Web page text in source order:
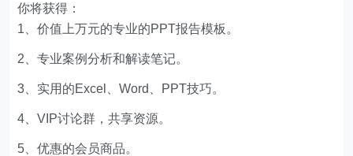
你将获得：
1、价值上万元的专业的PPT报告模板。
2、专业案例分析和解读笔记。
3、实用的Excel、Word、PPT技巧。
4、VIP讨论群，共享资源。
5、优惠的会员商品。